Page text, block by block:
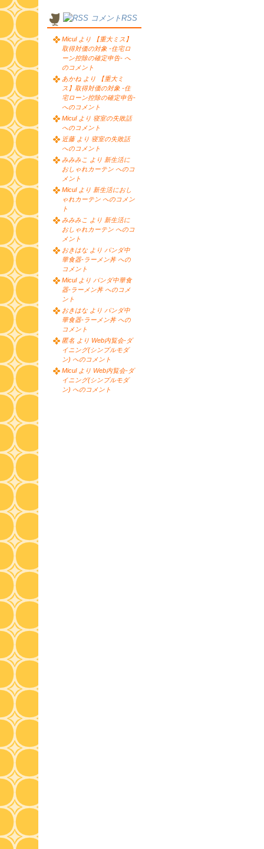
コメントRSS
Micul より 【重大ミス】
取得対価の対象 -住宅ロ
ーン控除の確定申告- へ
のコメント
あかね より 【重大ミ
ス】取得対価の対象 -住
宅ローン控除の確定申告-
へのコメント
Micul より 寝室の失敗話
へのコメント
近藤 より 寝室の失敗話
へのコメント
みみみこ より 新生活に
おしゃれカーテン へのコ
メント
Micul より 新生活におし
ゃれカーテン へのコメン
ト
みみみこ より 新生活に
おしゃれカーテン へのコ
メント
おきはな より パンダ中
華食器-ラーメン丼 への
コメント
Micul より パンダ中華食
器-ラーメン丼 へのコメ
ント
おきはな より パンダ中
華食器-ラーメン丼 への
コメント
匿名 より Web内覧会-ダ
イニング(シンプルモダ
ン) へのコメント
Micul より Web内覧会-ダ
イニング(シンプルモダ
ン) へのコメント